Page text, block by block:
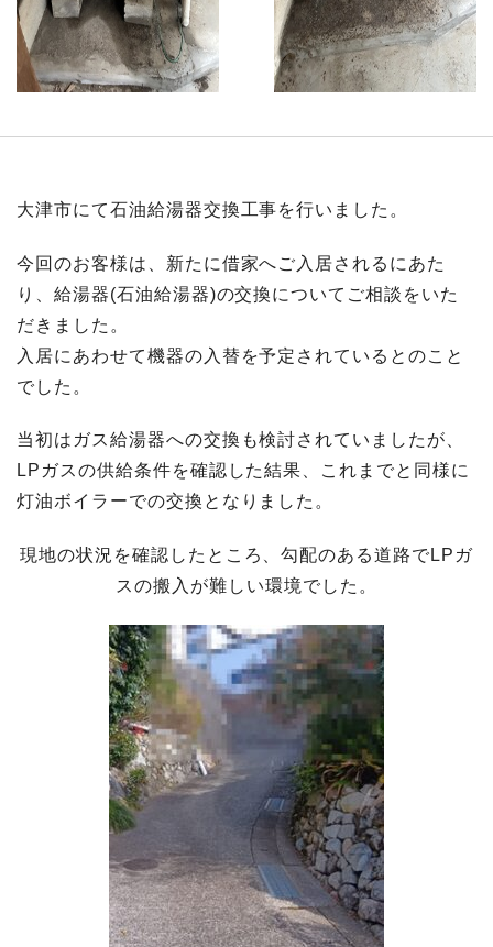
大津市にて石油給湯器交換工事を行いました。
今回のお客様は、新たに借家へご入居されるにあた
り、給湯器(石油給湯器)の交換についてご相談をいた
だきました。
入居にあわせて機器の入替を予定されているとのこと
でした。
当初はガス給湯器への交換も検討されていましたが、
LPガスの供給条件を確認した結果、これまでと同様に
灯油ボイラーでの交換となりました。
現地の状況を確認したところ、勾配のある道路でLPガ
スの搬入が難しい環境でした。